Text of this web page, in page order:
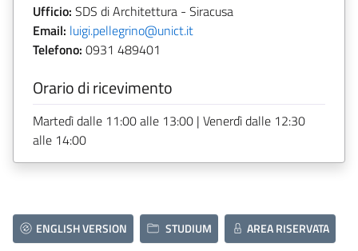
Ufficio: SDS di Architettura - Siracusa
Email: luigi.pellegrino@unict.it
Telefono: 0931 489401
Orario di ricevimento
Martedì dalle 11:00 alle 13:00 | Venerdì dalle 12:30
alle 14:00
ENGLISH VERSION STUDIUM AREA RISERVATA